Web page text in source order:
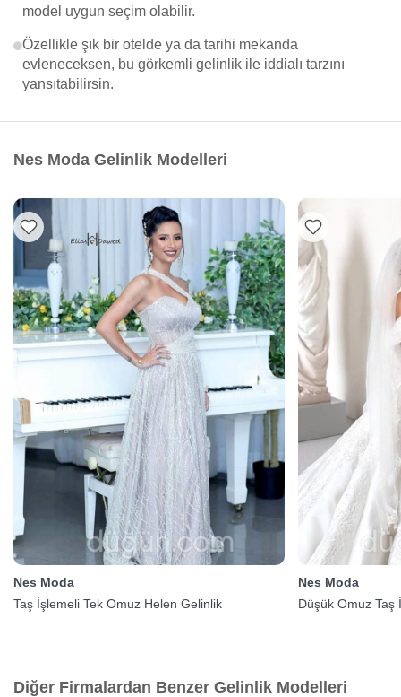
model uygun seçim olabilir.
Özellikle şık bir otelde ya da tarihi mekanda
evleneceksen, bu görkemli gelinlik ile iddialı tarzını
yansıtabilirsin.
Nes Moda Gelinlik Modelleri
Nes Moda
Taş İşlemeli Tek Omuz Helen Gelinlik
Nes Moda
Düşük Omuz Taş
Diğer Firmalardan Benzer Gelinlik Modelleri